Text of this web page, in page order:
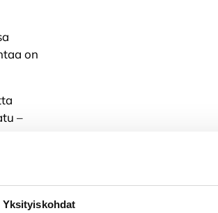
Yksityiskohdat
on
–
ja
Kun talouden
hallussa,